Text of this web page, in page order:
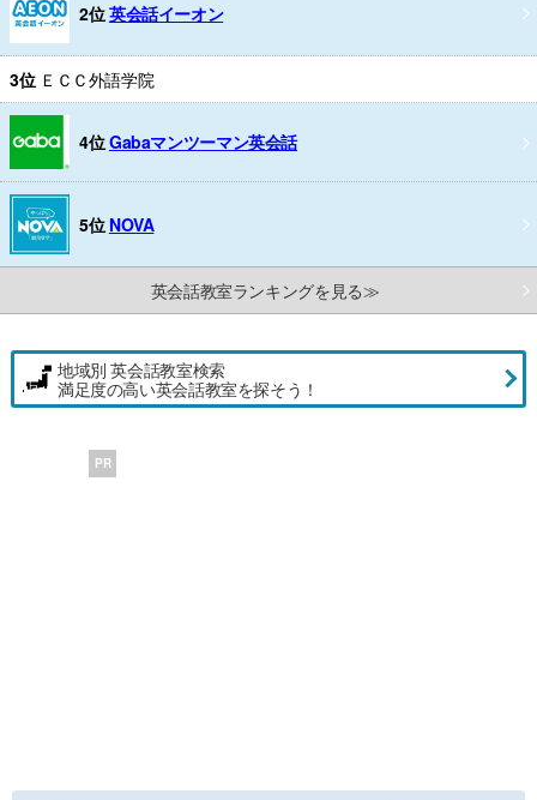
2位英会話イーオン
3位 ＥＣＣ外語学院
4位Gabaマンツーマン英会話
5位 NOVA
英会話教室ランキングを見る≫
地域別 英会話教室検索
満足度の高い英会話教室を探そう！
PR